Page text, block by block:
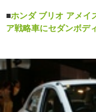
■ホンダ ブリオ アメ
ア戦略車にセダンボデ